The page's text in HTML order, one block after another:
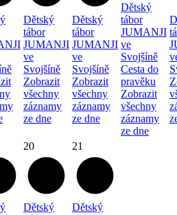
Dětský
tábor
JUMANJI
ve
Svojšíně
Zobrazit
všechny
záznamy
ze dne
Dětský
tábor
JUMANJI
ve
Svojšíně
Zobrazit
všechny
záznamy
ze dne
Dětský
tábor
JUMANJI
ve
Svojšíně
Cesta do
pravěku
Zobrazit
všechny
záznamy
ze dne
20
Dětský
21
Dětský